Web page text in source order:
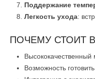
Поддержание
Легкость ухода:
ПОЧЕМУ СТОИТ
Высококачественный
Возможность